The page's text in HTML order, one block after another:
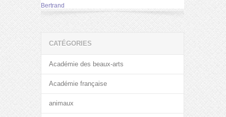
Bertrand
CATÉGORIES
Académie des beaux-arts
Académie française
animaux